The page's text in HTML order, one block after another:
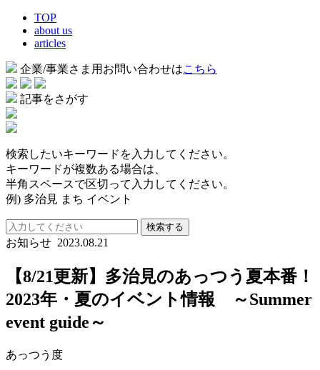
TOP
about us
articles
企業/事業さま用お問い合わせはこちら
記事をさがす
検索したいキーワードを入力してください。
キーワードが複数ある場合は、
半角スペースで区切って入力してください。
例) 多治見 まち イベント
検索する
お知らせ 2023.08.21
【8/21更新】多治見のあっつう夏本番！
2023年・夏のイベント情報 ～Summer
event guide～
あっつう度